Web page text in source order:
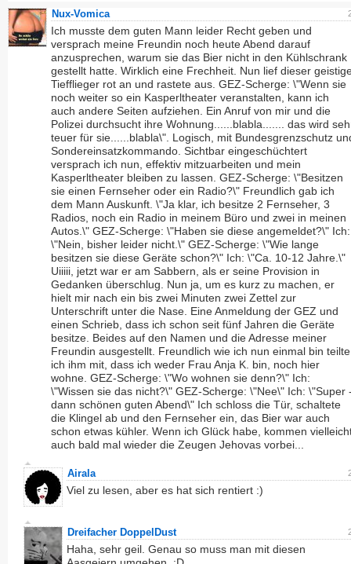
Nux-Vomica
Ich musste dem guten Mann leider Recht geben und
versprach meine Freundin noch heute Abend darauf
anzusprechen, warum sie das Bier nicht in den Kühlschrank
gestellt hatte. Wirklich eine Frechheit. Nun lief dieser
Tiefflieger rot an und rastete aus. GEZ-Scherge: \"Wenn sie
noch weiter so ein Kasperltheater veranstalten, kann ich
auch andere Seiten aufziehen. Ein Anruf von mir und die
Polizei durchsucht ihre Wohnung......blabla....... das wird
teuer für sie......blabla\". Logisch, mit Bundesgrenzschutz
Sondereinsatzkommando. Sichtbar eingeschüchtert
versprach ich nun, effektiv mitzuarbeiten und mein
Kasperltheater bleiben zu lassen. GEZ-Scherge: \"Besitzen
sie einen Fernseher oder ein Radio?\" Freundlich gab ich
dem Mann Auskunft. \"Ja klar, ich besitze 2 Fernseher, 3
Radios, noch ein Radio in meinem Büro und zwei in meinen
Autos.\" GEZ-Scherge: \"Haben sie diese angemeldet?\" Ich:
\"Nein, bisher leider nicht.\" GEZ-Scherge: \"Wie lange
besitzen sie diese Geräte schon?\" Ich: \"Ca. 10-12 Jahre.\"
Uiiiii, jetzt war er am Sabbern, als er seine Provision in
Gedanken überschlug. Nun ja, um es kurz zu machen, er
hielt mir nach ein bis zwei Minuten zwei Zettel zur
Unterschrift unter die Nase. Eine Anmeldung der GEZ und
einen Schrieb, dass ich schon seit fünf Jahren die Geräte
besitze. Beides auf den Namen und die Adresse meiner
Freundin ausgestellt. Freundlich wie ich nun einmal bin teilte
ich ihm mit, dass ich weder Frau Anja K. bin, noch hier
wohne. GEZ-Scherge: \"Wo wohnen sie denn?\" Ich:
\"Wissen sie das nicht?\" GEZ-Scherge: \"Nee\" Ich: \"Super
dann schönen guten Abend\" Ich schloss die Tür, schaltete
die Klingel ab und den Fernseher ein, das Bier war auch
schon etwas kühler. Wenn ich Glück habe, kommen
auch bald mal wieder die Zeugen Jehovas vorbei...
Airala
Viel zu lesen, aber es hat sich rentiert :)
Dreifacher DoppelDust
Haha, sehr geil. Genau so muss man mit diesen